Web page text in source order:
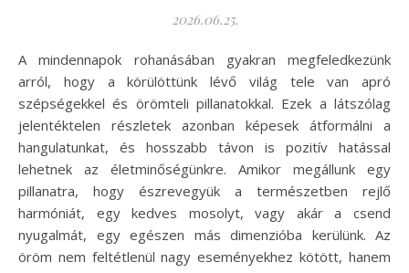
2026.06.25.
A mindennapok rohanásában gyakran megfeledkezünk
arról, hogy a körülöttünk lévő világ tele van apró
szépségekkel és örömteli pillanatokkal. Ezek a látszólag
jelentéktelen részletek azonban képesek átformálni a
hangulatunkat, és hosszabb távon is pozitív hatással
lehetnek az életminőségünkre. Amikor megállunk egy
pillanatra, hogy észrevegyük a természetben rejlő
harmóniát, egy kedves mosolyt, vagy akár a csend
nyugalmát, egy egészen más dimenzióba kerülünk. Az
öröm nem feltétlenül nagy eseményekhez kötött, hanem